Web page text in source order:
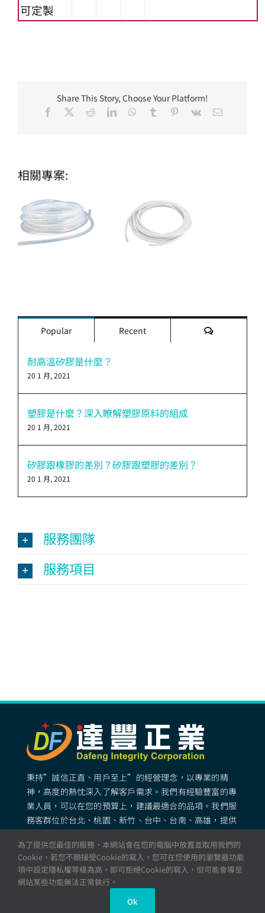
可定製
Share This Story, Choose Your Platform!
Facebook RedditLinkedInWhatsApp
Tumblr Pinterest
Vk Email:
相關專案:
Popular Recent
評
耐高溫矽膠是什麼？
20 1 月, 2021
塑膠是什麼？深入瞭解塑膠原料的組成
20 1 月, 2021
矽膠跟橡膠的差別？矽膠跟塑膠的差別？
20 1 月, 2021
服務團隊
服務項目
秉持”誠信正直、用戶至上”的經營理念，以專業的精
神，高度的熱忱深入了解客戶需求。我們有經驗豐富的專
業人員，可以在您的預算上，建議最適合的品項。我們服
務客群位於台北、桃園、新竹、台中、台南、高雄，提供
© All rights reserved. 達豐正業 – 矽膠製品・矽膠成型・
專業矽膠工廠
為了提供您最佳的服務，本網站會在您的電腦中放置並取用我們的
Cookie，若您不願接受Cookie的寫入，您可在您使用的瀏覽器功能
項中設定隱私權等級為高，即可拒絕Cookie的寫入，但可能會導至
網站某些功能無法正常執行。
Ok